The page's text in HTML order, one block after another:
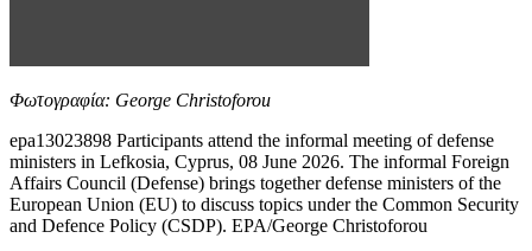
Φωτογραφία: George Christoforou
epa13023898 Participants attend the informal meeting of defense
ministers in Lefkosia, Cyprus, 08 June 2026. The informal Foreign
Affairs Council (Defense) brings together defense ministers of the
European Union (EU) to discuss topics under the Common Security
and Defence Policy (CSDP). EPA/George Christoforou